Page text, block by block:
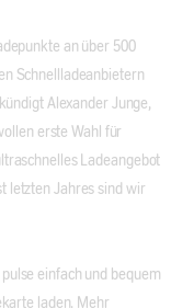
an über 500
Schnellladeanbietern
Alexander Junge,
erste Wahl für
Ladeangebot
letzten Jahres sind wir
einfach und bequem
laden. Mehr